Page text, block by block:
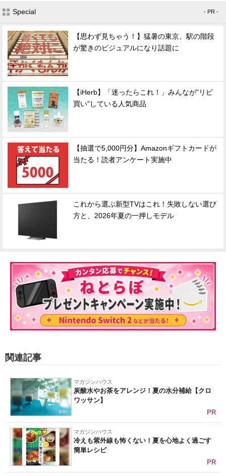
Special - PR -
【思わず見ちゃう！】猛暑の東京、駅の階段
が驚きのビジュアルになり話題に
【iHerb】「迷ったらこれ！」みんなが"リピ
買い"している人気商品
【抽選で5,000円分】Amazonギフトカードが
当たる！読者アンケート実施中
これから選ぶ新型TVはこれ！失敗しない選び
方と、2026年夏の一押しモデル
関連記事
マガジンハウス
炭酸水やお茶をアレンジ！夏の水分補給【クロ
ワッサン】
PR
マガジンハウス
冷えも紫外線も怖くない！夏を心地よく過ごす
簡単レシピ
PR